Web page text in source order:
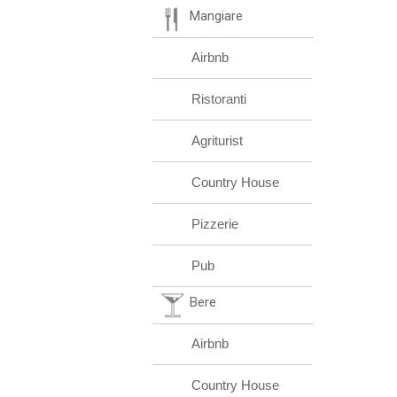
Mangiare
Airbnb
Ristoranti
Agriturist
Country House
Pizzerie
Pub
Bere
Airbnb
Country House